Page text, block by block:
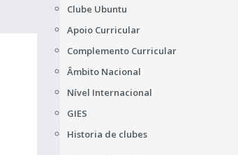
Clube Ubuntu
Apoio Curricular
Complemento Curricular
Âmbito Nacional
Nível Internacional
GIES
Historia de clubes